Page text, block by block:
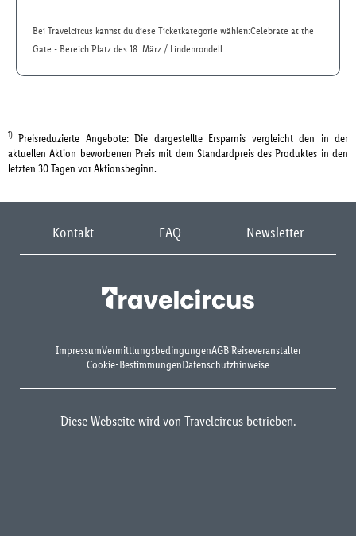
Bei Travelcircus kannst du diese Ticketkategorie wählen:Celebrate at the
Gate - Bereich Platz des 18. März / Lindenrondell
1) Preisreduzierte Angebote: Die dargestellte Ersparnis vergleicht den in der
aktuellen Aktion beworbenen Preis mit dem Standardpreis des Produktes in den
letzten 30 Tagen vor Aktionsbeginn.
Kontakt FAQ Newsletter
ImpressumVermittlungsbedingungenAGB Reiseveranstalter
Cookie-BestimmungenDatenschutzhinweise
Diese Webseite wird von Travelcircus betrieben.